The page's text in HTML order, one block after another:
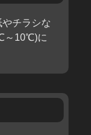
チラシな
～10℃)に